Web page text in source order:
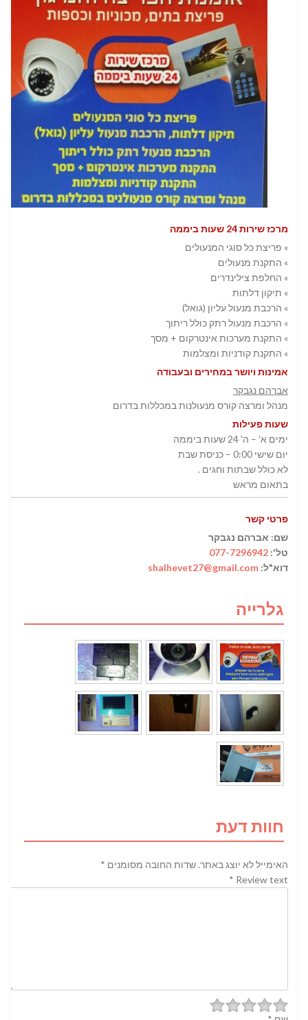
מרכז שירות 24 שעות ביממה
» פריצת כל סוגי המנעולים
» התקנת מנעולים
» החלפת צילינדרים
» תיקון דלתות
» הרכבת מנעול עליון (גואל)
» הרכבת מנעול רתק כולל ריתוך
» התקנת מערכות אינטרקום + מסך
» התקנת קודניות ומצלמות
אמינות ויושר במחירים ובעבודה
אברהם נגבקר
מנהל ומרצה קורס מנעולנות במכללות בדרום
שעות פעילות
ימים א' – ה' 24 שעות ביממה
יום שישי 0:00 – כניסת שבת
לא כולל שבתות וחגים .
בתאום מראש
פרטי קשר
שם: אברהם נגבקר
טל':077-7296942
דוא"ל:shalhevet27@gmail.com‬
גלרייה
חוות דעת
האימייל לא יוצג באתר. שדות החובה מסומנים *
Review text
*